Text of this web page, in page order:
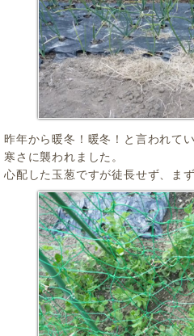
昨年から暖冬！暖冬！と言われて
寒さに襲われました。
心配した玉葱ですが徒長せず、ま